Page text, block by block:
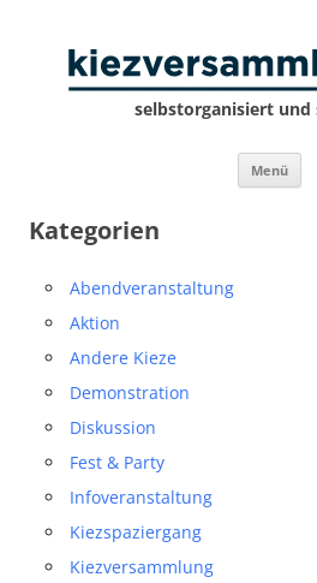
selbstorganisiert und
Menü
Kategorien
Abendveranstaltung
Aktion
Andere Kieze
Demonstration
Diskussion
Fest & Party
Infoveranstaltung
Kiezspaziergang
Kiezversammlung